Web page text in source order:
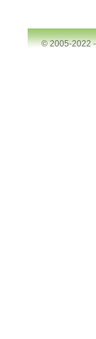
© 2005-2022